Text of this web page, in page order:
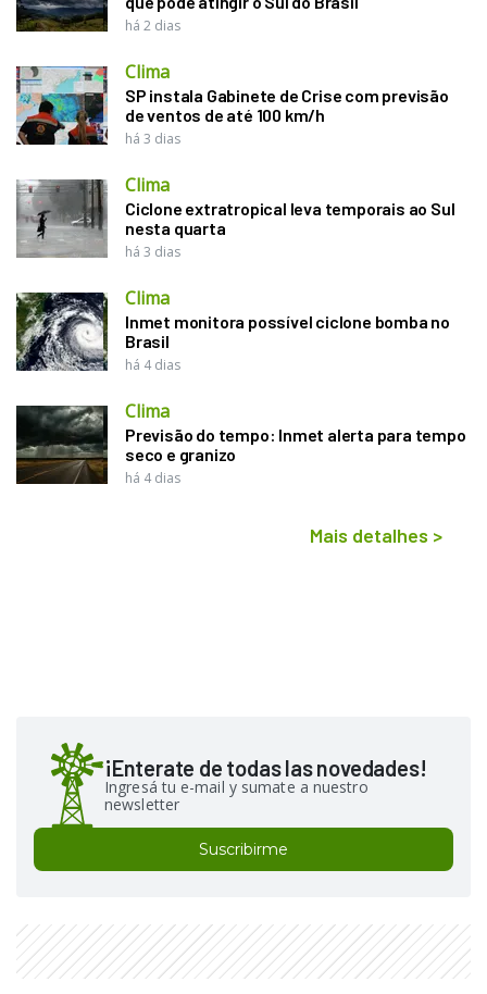
há 2 dias
Clima
SP instala Gabinete de Crise com previsão
de ventos de até 100 km/h
há 3 dias
Clima
Ciclone extratropical leva temporais ao Sul
nesta quarta
há 3 dias
Clima
Inmet monitora possível ciclone bomba no
Brasil
há 4 dias
Clima
Previsão do tempo: Inmet alerta para tempo
seco e granizo
há 4 dias
Mais detalhes >
¡Enterate de todas las novedades!
Ingresá tu e-mail y sumate a nuestro
newsletter
Suscribirme